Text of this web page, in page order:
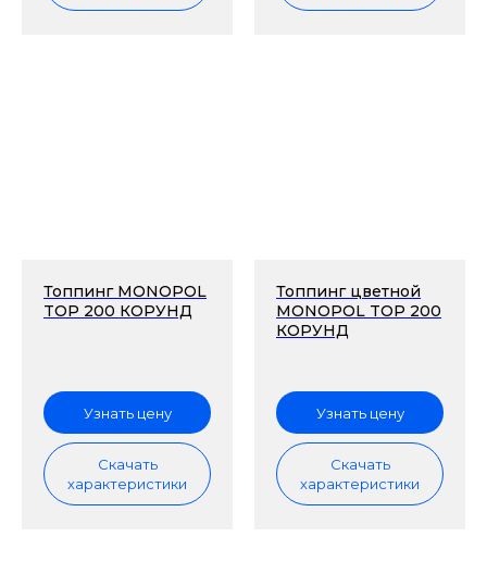
Топпинг MONOPOL
TOP 200 КОРУНД
Узнать цену
Скачать
характеристики
Топпинг цветной
MONOPOL TOP 200
КОРУНД
Узнать цену
Скачать
характеристики